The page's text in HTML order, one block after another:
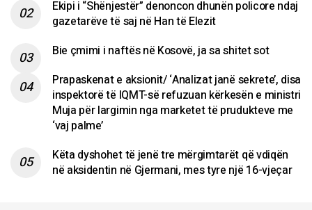
Ekipi i “Shënjestër” denoncon dhunën policore ndaj
gazetarëve të saj në Han të Elezit
Bie çmimi i naftës në Kosovë, ja sa shitet sot
Prapaskenat e aksionit/ ‘Analizat janë sekrete’, disa
inspektorë të IQMT-së refuzuan kërkesën e ministri
Muja për largimin nga marketet të prudukteve me
‘vaj palme’
Këta dyshohet të jenë tre mërgimtarët që vdiqën
në aksidentin në Gjermani, mes tyre një 16-vjeçar